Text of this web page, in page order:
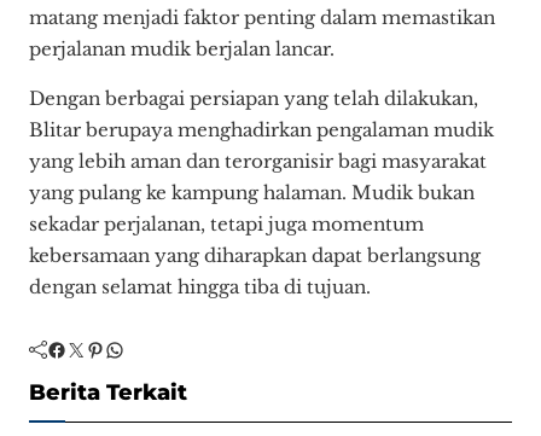
matang menjadi faktor penting dalam memastikan
perjalanan mudik berjalan lancar.
Dengan berbagai persiapan yang telah dilakukan,
Blitar berupaya menghadirkan pengalaman mudik
yang lebih aman dan terorganisir bagi masyarakat
yang pulang ke kampung halaman. Mudik bukan
sekadar perjalanan, tetapi juga momentum
kebersamaan yang diharapkan dapat berlangsung
dengan selamat hingga tiba di tujuan.
Facebook Twitter Pinterest WhatsApp
Berita Terkait